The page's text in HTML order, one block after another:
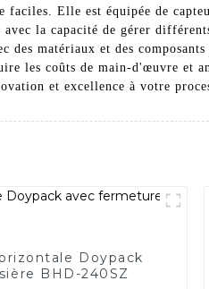
Elle est équipée de
la capacité de gérer
des matériaux et des
les coûts de main-d'œuvre et
et excellence à votre
Doypack
BHD-240SZ